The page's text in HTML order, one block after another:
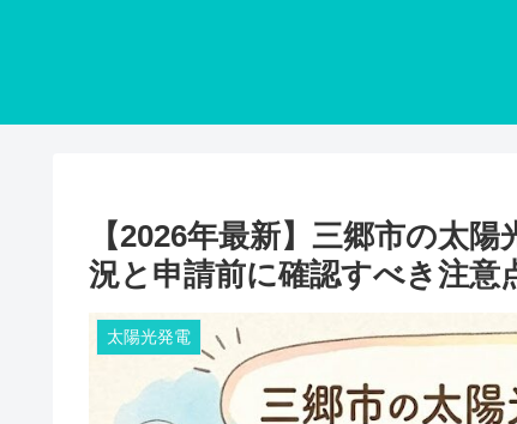
【2026年最新】三郷市の太
況と申請前に確認すべき注意
太陽光発電